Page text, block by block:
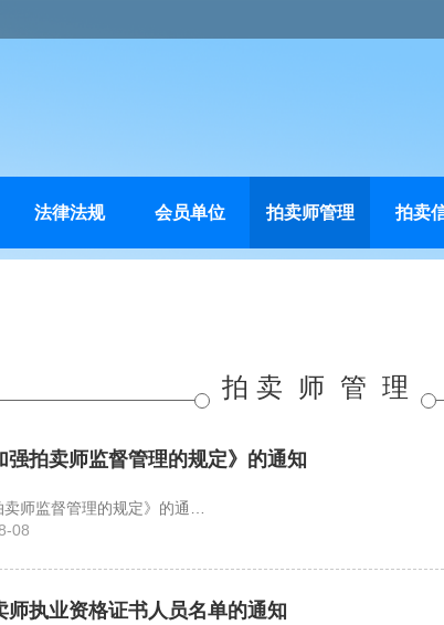
法律法规 会员单位 拍卖师管理 拍卖
拍 卖 师 管 理
强拍卖师监督管理的规定》的通知
师监督管理的规定》的通…
08
师执业资格证书人员名单的通知